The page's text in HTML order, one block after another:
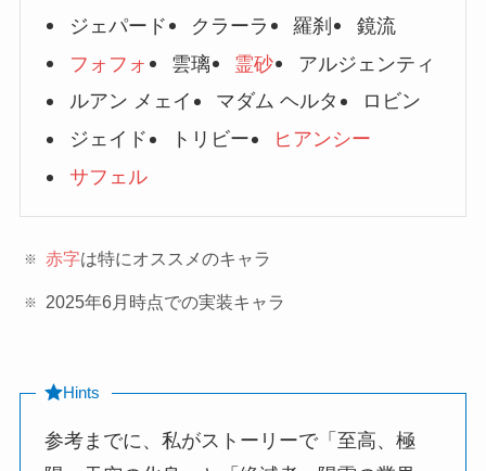
ジェパード
クラーラ 羅刹
鏡流
フォフォ
雲璃 霊砂
アルジェンティ
ルアン メェイ
マダム ヘルタ
ロビン
ジェイド
トリビー
ヒアンシー
サフェル
赤字は特にオススメのキャラ
2025年6月時点での実装キャラ
Hints
参考までに、私がストーリーで「至高、極